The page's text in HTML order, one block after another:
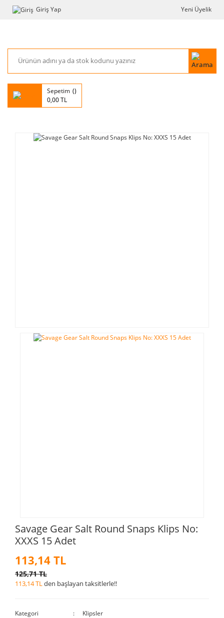
Giriş Yap Yeni Üyelik
Sepetim
0,00 TL
Savage Gear Salt Round Snaps Klips No:
XXXS 15 Adet
113,14 TL
125,71 TL
113,14 TLden başlayan taksitlerle!!
Kategori
Klipsler